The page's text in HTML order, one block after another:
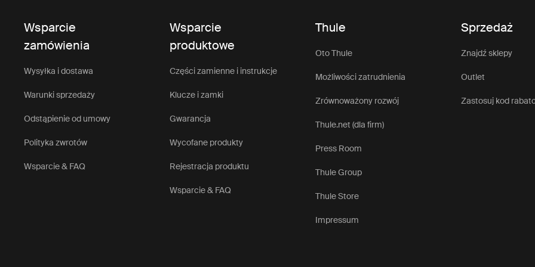
Wsparcie
zamówienia
Wysyłka i dostawa
Warunki sprzedaży
Odstąpienie od umowy
Polityka zwrotów
Wsparcie & FAQ
Wsparcie
produktowe
Części zamienne i instrukcje
Klucze i zamki
Gwarancja
Wycofane produkty
Rejestracja produktu
Wsparcie & FAQ
Thule
Oto Thule
Możliwości zatrudnienia
Zrównoważony rozwój
Thule.net (dla firm)
Press Room
Thule Group
Thule Store
Impressum
Sprzedaż
Znajdź sklepy
Outlet
Zastosuj kod